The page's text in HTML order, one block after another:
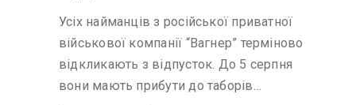
Усіх найманців з російської приватної
військової компанії “Вагнер” терміново
відкликають з відпусток. До 5 серпня
вони мають прибути до таборів…